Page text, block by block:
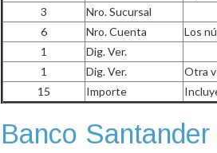
3
Nro. Sucursal
6
Nro. Cuenta
Los
1
Dig. Ver.
1
Dig. Ver.
Otra
15
Importe
Banco